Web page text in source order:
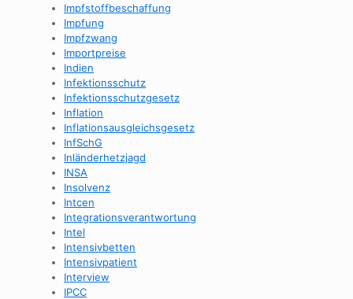
Impfstoffbeschaffung
Impfung
Impfzwang
Importpreise
Indien
Infektionsschutz
Infektionsschutzgesetz
Inflation
Inflationsausgleichsgesetz
InfSchG
Inländerhetzjagd
INSA
Insolvenz
Intcen
Integrationsverantwortung
Intel
Intensivbetten
Intensivpatient
Interview
IPCC